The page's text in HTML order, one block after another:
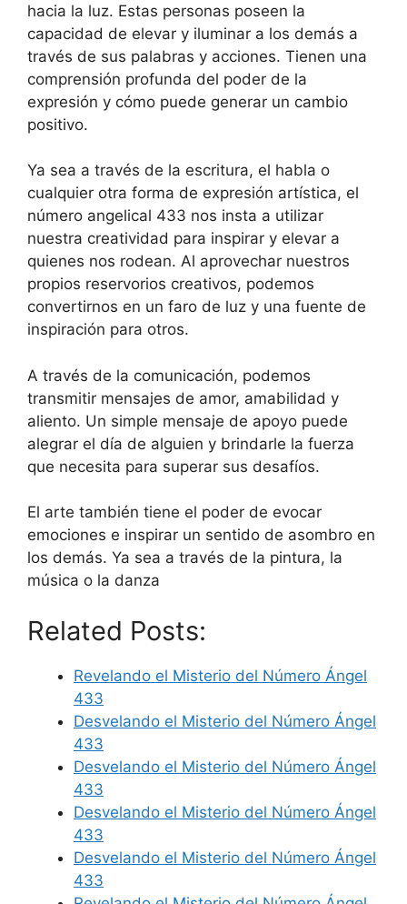
hacia la luz. Estas personas poseen la
capacidad de elevar y iluminar a los demás a
través de sus palabras y acciones. Tienen una
comprensión profunda del poder de la
expresión y cómo puede generar un cambio
positivo.
Ya sea a través de la escritura, el habla o
cualquier otra forma de expresión artística, el
número angelical 433 nos insta a utilizar
nuestra creatividad para inspirar y elevar a
quienes nos rodean. Al aprovechar nuestros
propios reservorios creativos, podemos
convertirnos en un faro de luz y una fuente de
inspiración para otros.
A través de la comunicación, podemos
transmitir mensajes de amor, amabilidad y
aliento. Un simple mensaje de apoyo puede
alegrar el día de alguien y brindarle la fuerza
que necesita para superar sus desafíos.
El arte también tiene el poder de evocar
emociones e inspirar un sentido de asombro en
los demás. Ya sea a través de la pintura, la
música o la danza
Related Posts:
Revelando el Misterio del Número Ángel
433
Desvelando el Misterio del Número Ángel
433
Desvelando el Misterio del Número Ángel
433
Desvelando el Misterio del Número Ángel
433
Desvelando el Misterio del Número Ángel
433